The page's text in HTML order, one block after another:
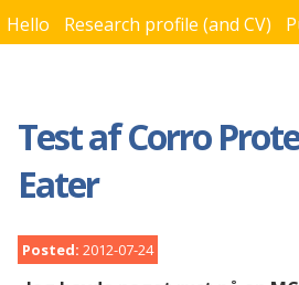
Hello Research profile (and CV)
Test af Corro
Eater
Posted: 2012-07-24